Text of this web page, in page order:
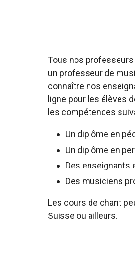
Tous nos
un professeur de
connaître nos
ligne pour les élèves
les compétences
Un diplôme en
Un diplôme en
Des enseignants
Des musiciens
Les cours de chant
Suisse ou ailleurs.